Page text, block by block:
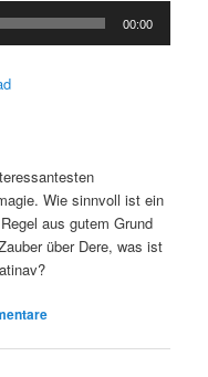
00:00
Wie sinnvoll ist ein
aus gutem Grund
über Dere, was ist